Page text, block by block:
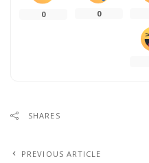
0 0
SHARES
PREVIOUS ARTICLE